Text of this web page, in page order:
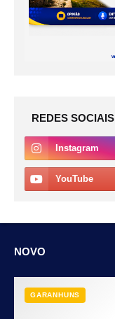
REDES SOCIAIS
NOVO
GARANHUNS